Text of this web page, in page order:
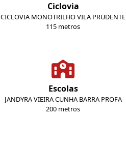
Ciclovia
CICLOVIA MONOTRILHO VILA PRUDENTE
115 metros
Escolas
JANDYRA VIEIRA CUNHA BARRA PROFA
200 metros